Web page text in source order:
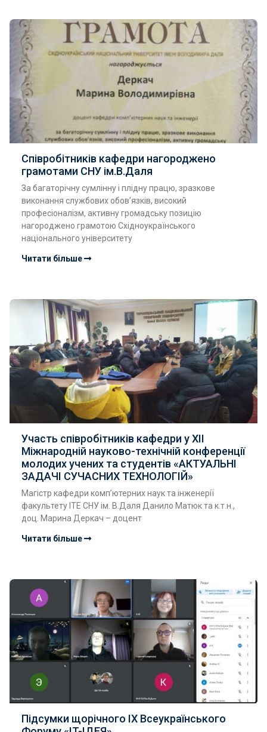
Співробітників кафедри нагороджено
грамотами СНУ ім.В.Даля
За багаторічну сумлінну і плідну працю, зразкове
виконання службових обов’язків, високий
професіоналізм, активну громадську позицію
нагороджено грамотою Східноукраїнського
національного університету
Читати більше
Участь співробітників кафедри у XІІ
Міжнародній науково-технічній конференції
молодих учених та студентів «АКТУАЛЬНІ
ЗАДАЧІ СУЧАСНИХ ТЕХНОЛОГІЙ»
Магістр кафедри комп’ютерних наук та інженерії
факультету ІТЕ СНУ ім. В.Даля Данило Матюк та к.т.н.,
доц. Марина Деркач – доцент
Читати більше
Підсумки щорічного ІХ Всеукраїнського